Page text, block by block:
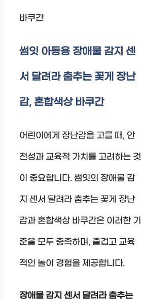
바쿠간
썸잇 아동용 장애물 감지 센
서 달려라 춤추는 꽃게 장난
감, 혼합색상 바쿠간
어린이에게 장난감을 고를 때, 안
전성과 교육적 가치를 고려하는 것
이 중요합니다. 썸잇의 장애물 감
지 센서 달려라 춤추는 꽃게 장난
감과 혼합색상 바쿠간은 이러한 기
준을 모두 충족하며, 즐겁고 교육
적인 놀이 경험을 제공합니다.
장애물 감지 센서 달려라 춤추는